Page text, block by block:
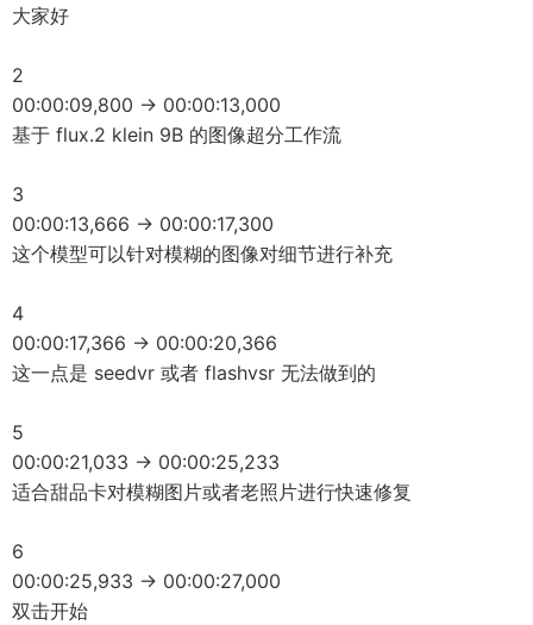
大家好
2
00:00:09,800 -> 00:00:13,000
基于 flux.2 klein 9B 的图像超分工作流
3
00:00:13,666 -> 00:00:17,300
这个模型可以针对模糊的图像对细节进行补充
4
00:00:17,366 -> 00:00:20,366
这一点是 seedvr 或者 flashvsr 无法做到的
5
00:00:21,033 -> 00:00:25,233
适合甜品卡对模糊图片或者老照片进行快速修复
6
00:00:25,933 -> 00:00:27,000
双击开始